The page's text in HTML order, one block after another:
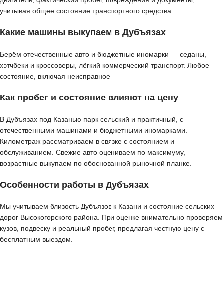
учитывая общее состояние транспортного средства.
Какие машины выкупаем в Дубъязах
Берём отечественные авто и бюджетные иномарки — седаны,
хэтчбеки и кроссоверы, лёгкий коммерческий транспорт. Любое
состояние, включая неисправное.
Как пробег и состояние влияют на цену
В Дубъязах под Казанью парк сельский и практичный, с
отечественными машинами и бюджетными иномарками.
Километраж рассматриваем в связке с состоянием и
обслуживанием. Свежие авто оцениваем по максимуму,
возрастные выкупаем по обоснованной рыночной планке.
Особенности работы в Дубъязах
Мы учитываем близость Дубъязов к Казани и состояние сельских
дорог Высокогорского района. При оценке внимательно проверяем
кузов, подвеску и реальный пробег, предлагая честную цену с
бесплатным выездом.